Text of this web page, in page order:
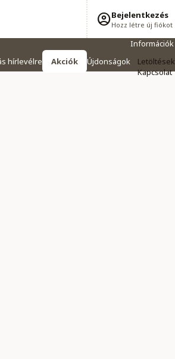
Bejelentkezés
Hozz létre új fiókot
hírlevélre Akciók Újdonságok
Információk
Letöltések
Kapcsolat